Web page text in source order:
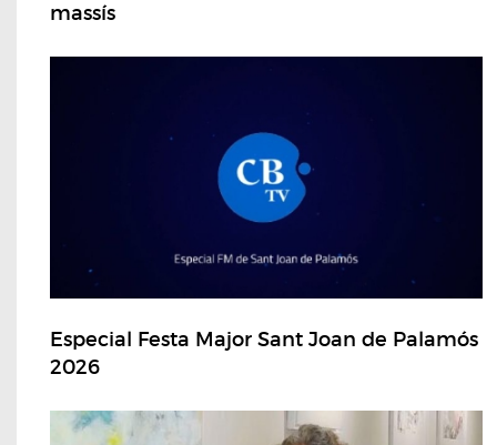
massís
Especial Festa Major Sant Joan de Palamós
2026